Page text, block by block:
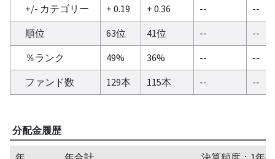
+/- カテゴリー
+ 0.19 + 0.36 --
--
順位
63位 41位 --
--
％ランク
49% 36% --
--
ファンド数
129本 115本 -- --
分配金履歴